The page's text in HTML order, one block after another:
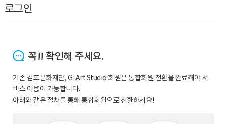
맵
로그인
꼭!! 확인해 주세요.
기존 김포문화재단, G-Art Studio 회원은 통합회원 전환을 완료해야 서
비스 이용이 가능합니다.
아래와 같은 절차를 통해 통합회원으로 전환하세요!